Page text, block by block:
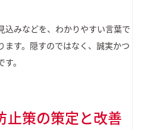
込みなどを、わかりやすい言葉で
ます。隠すのではなく、誠実かつ
。
止策の策定と改善